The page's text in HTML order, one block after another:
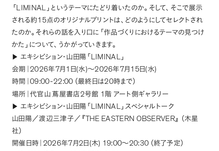
「
LIMINAL 」 というテーマにたどり着いたのか。 そして、 そこで展示
される約 15点のオリジナルプリントは、 どのようにしてセレクトされ
たのか。 それらの話を入り口に 「 作品づくりにおけるテーマの見つけ
かた 」 について、 うかがっていきます。
▶︎ エキシビション・山田陽 「 LIMINAL」
会期｜ 2026年7月 1 日(水)～2026年7月 15日(水)
時間｜ 09:00-22:00 （最終日は20時まで）
場所｜代官山 蔦屋書店2号館 1 階 アート側ギャラリー
▶︎ エキシビション・山田陽 「 LIMINAL 」 スペシャルトーク
山田陽／渡辺三津子／ 『 THE EASTERN OBSERVER 』 （ 木星
社）
開催日時｜ 2026年7月 2日 (木) 19:00～20:30 （終了予定）